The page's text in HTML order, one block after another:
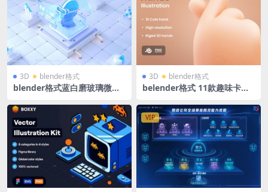
3D blender格式
blender格式蓝白磨玻璃微软
器人立方体展台模型含高清PN
G
3D blender格式
belender格式 11款趣味卡通3
图标含3000×3000 px免抠pn
g图
VIP